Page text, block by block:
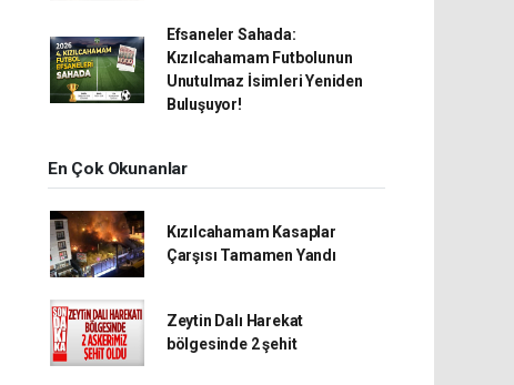
Efsaneler Sahada:
Kızılcahamam Futbolunun
Unutulmaz İsimleri Yeniden
Buluşuyor!
En Çok Okunanlar
Kızılcahamam Kasaplar
Çarşısı Tamamen Yandı
Zeytin Dalı Harekat
bölgesinde 2 şehit